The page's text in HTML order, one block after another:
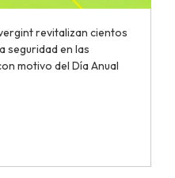
revitalizan cientos
seguridad en las
motivo del Día Anual